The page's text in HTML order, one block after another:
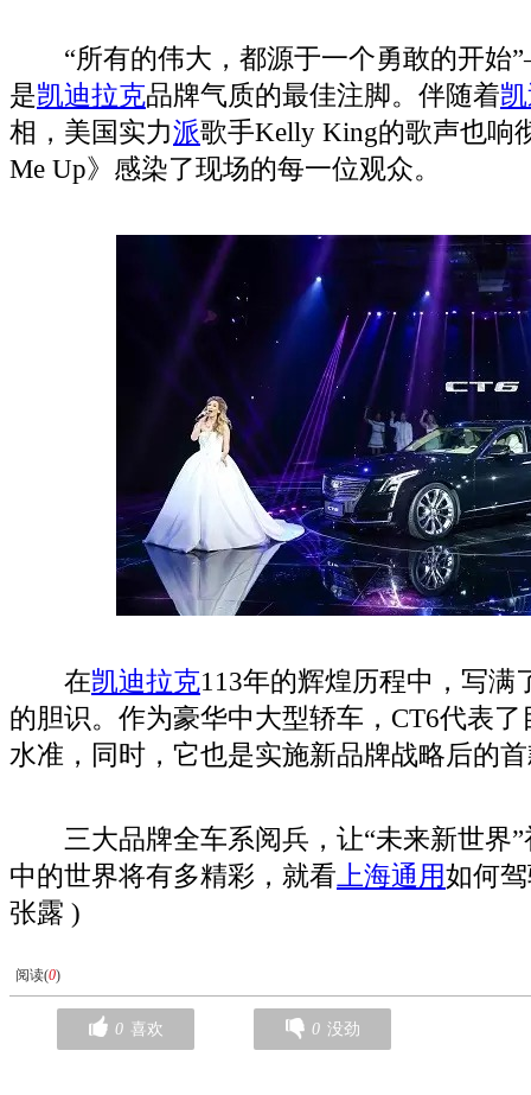
“所有的伟大，都源于一个勇敢的开始
是凯迪拉克品牌气质的最佳注脚。伴随着
相，美国实力派歌手Kelly King的歌声也响
Me Up》感染了现场的每一位观众。
在凯迪拉克113年的辉煌历程中，写满
的胆识。作为豪华中大型轿车，CT6代表了
水准，同时，它也是实施新品牌战略后的
三大品牌全车系阅兵，让“未来新世界”
中的世界将有多精彩，就看 上海通用如何
张露 )
阅读(0)
0 喜欢 0 没劲